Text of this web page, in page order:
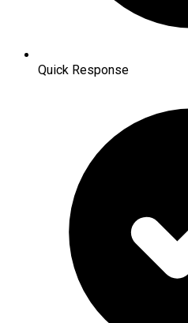
Quick Response